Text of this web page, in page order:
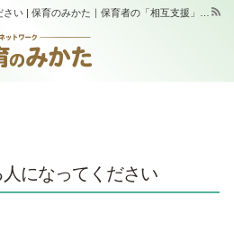
になってください